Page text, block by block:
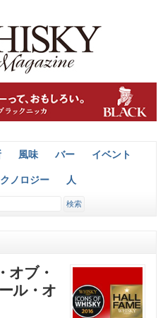
風味 バー イベント
ノロジー 人
オブ・
ル・オ